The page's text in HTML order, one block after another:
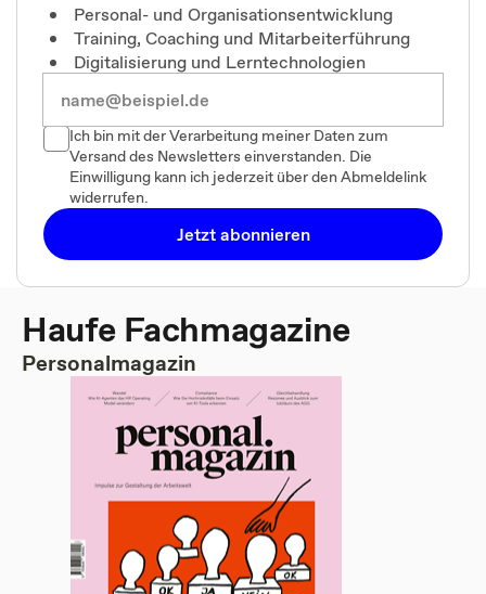
Personal- und Organisationsentwicklung
Training, Coaching und Mitarbeiterführung
Digitalisierung und Lerntechnologien
Ich bin mit der Verarbeitung meiner Daten zum
Versand des Newsletters einverstanden. Die
Einwilligung kann ich jederzeit über den Abmeldelink
widerrufen.
Jetzt abonnieren
Haufe Fachmagazine
Personalmagazin